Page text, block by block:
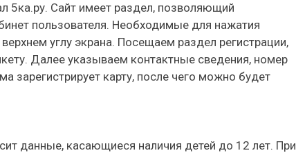
5ка.ру. Сайт имеет раздел, позволяющий
пользователя. Необходимые для нажатия
углу экрана. Посещаем раздел регистрации,
Далее указываем контактные сведения, номер
зарегистрирует карту, после чего можно будет
данные, касающиеся наличия детей до 12 лет. При